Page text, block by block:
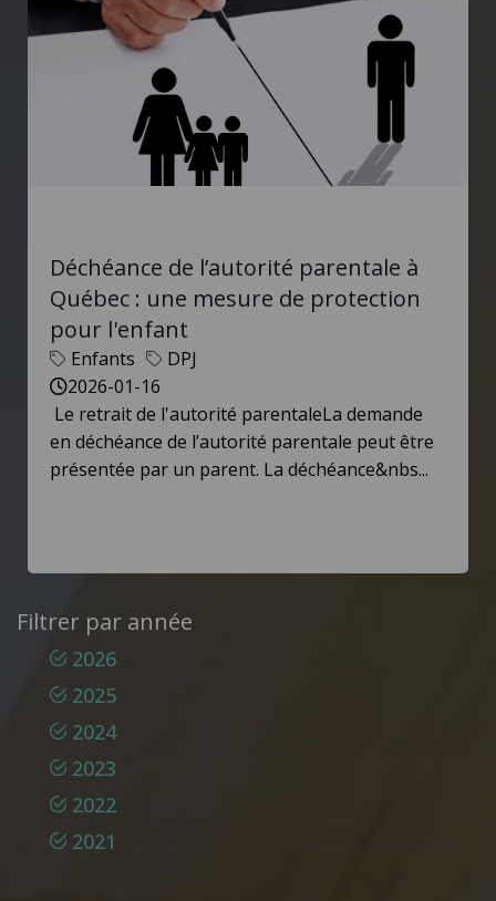
Déchéance de l’autorité parentale à
Québec : une mesure de protection
pour l'enfant
Enfants
DPJ
2026-01-16
Le retrait de l'autorité parentaleLa demande
en déchéance de l’autorité parentale peut être
présentée par un parent. La déchéance&nbs...
Filtrer par année
2026
2025
2024
2023
2022
2021